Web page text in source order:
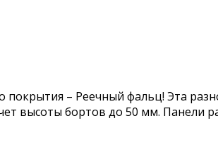
покрытия – Реечный фальц! Эта
высоты бортов до 50 мм. Панели